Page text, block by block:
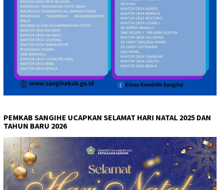
PEMKAB SANGIHE UCAPKAN SELAMAT HARI NATAL 2025 DAN
TAHUN BARU 2026